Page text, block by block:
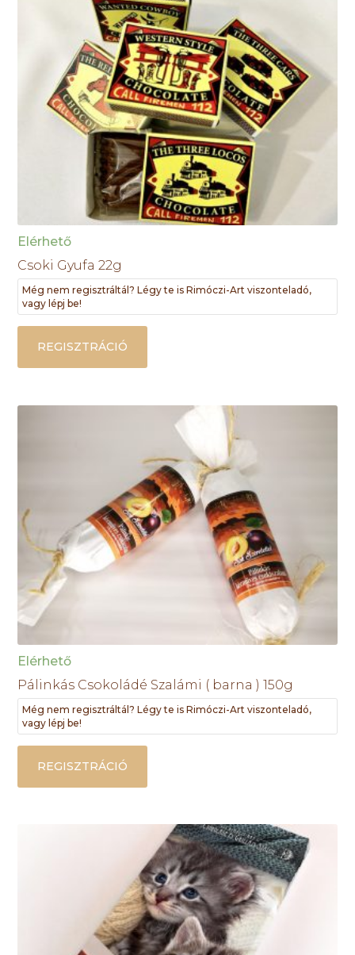
Elérhető
Csoki Gyufa 22g
Még nem regisztráltál? Légy te is Rimóczi-Art viszonteladó,
vagy lépj be!
REGISZTRÁCIÓ
Elérhető
Pálinkás Csokoládé Szalámi ( barna ) 150g
Még nem regisztráltál? Légy te is Rimóczi-Art viszonteladó,
vagy lépj be!
REGISZTRÁCIÓ